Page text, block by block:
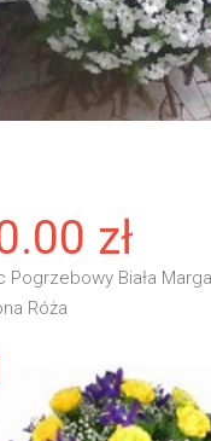
zł
Pogrzebowy Biała
Róża
Więcej